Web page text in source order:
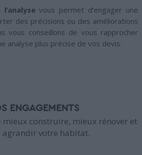
vous permet d’engager une
des précisions ou des améliorations
vous conseillons de vous rapprocher
analyse plus précise de vos devis.
ENGAGEMENTS
construire, mieux rénover et
agrandir votre habitat.